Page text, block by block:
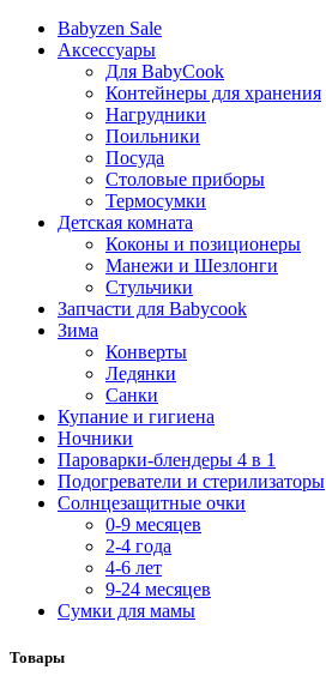
Babyzen Sale
Аксессуары
Для BabyCook
Контейнеры для хранения
Нагрудники
Поильники
Посуда
Столовые приборы
Термосумки
Детская комната
Коконы и позиционеры
Манежи и Шезлонги
Стульчики
Запчасти для Babycook
Зима
Конверты
Ледянки
Санки
Купание и гигиена
Ночники
Пароварки-блендеры 4 в 1
Подогреватели и стерилизаторы
Солнцезащитные очки
0-9 месяцев
2-4 года
4-6 лет
9-24 месяцев
Сумки для мамы
Товары